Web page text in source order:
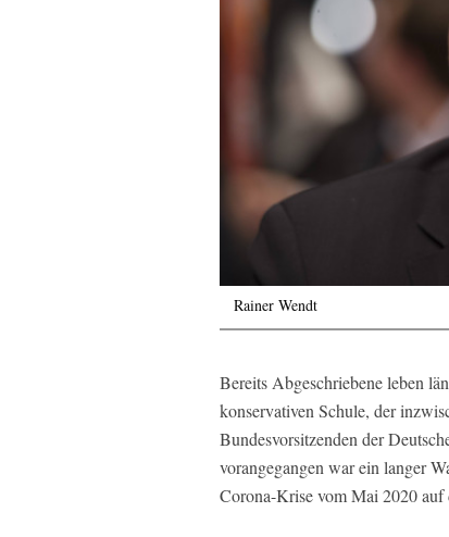
Rainer Wendt
Bereits Abgeschriebene leben
konservativen Schule, der
Bundesvorsitzenden der
vorangegangen war ein langer
Corona-Krise vom Mai 2020 auf